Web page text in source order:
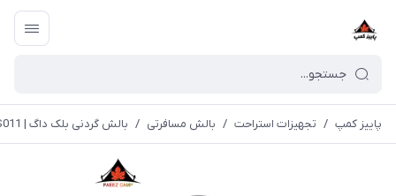
پاییز کمپ / تجهیزات استراحت / بالش مسافرتی / بالش گردنی بلک داگ | CBD2300WS011